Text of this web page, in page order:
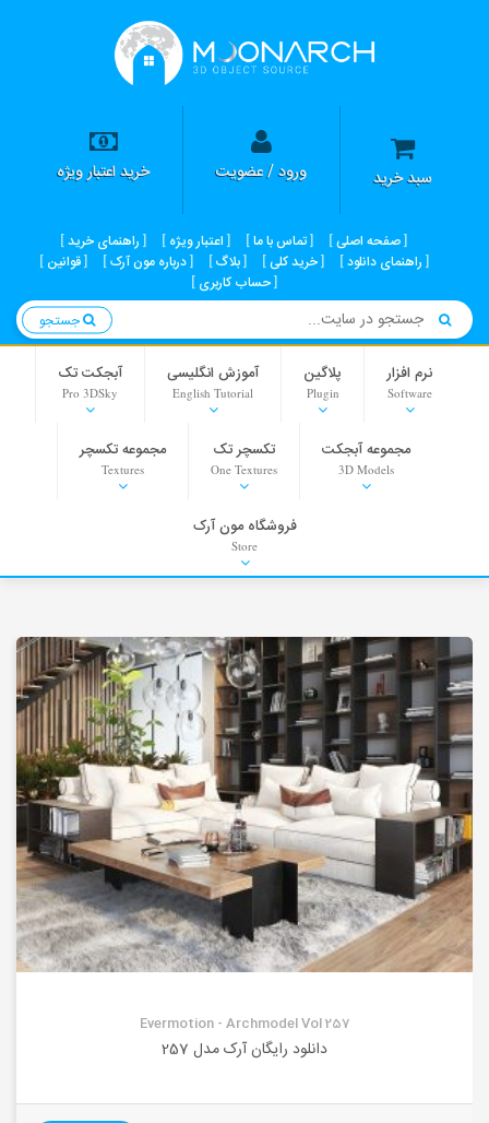
سبد خرید ورود / عضویت خرید اعتبار ویژه
صفحه اصلی تماس با ما اعتبار ویژه
راهنمای خرید
راهنمای دانلود
خرید کلی بلاگ درباره مون آرک
قوانین
حساب کاربری
نرم افزار
Software
پلاگین
Plugin
آموزش انگلیسی
English Tutorial
آبجکت تک
Pro 3DSky
مجموعه آبجکت
3D Models
تکسچر تک
One Textures
مجموعه تکسچر
Textures
PNG-PSD
Background
Stock Images
فروشگاه مون آرک
Store
Evermotion - Archmodel Vol 257
دانلود رایگان آرک مدل 257